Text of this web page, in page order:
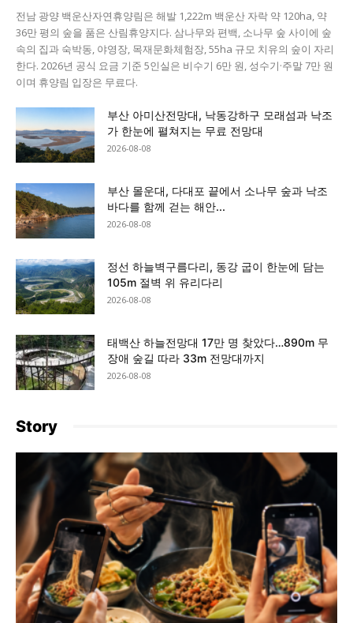
전남 광양 백운산자연휴양림은 해발 1,222m 백운산 자락 약 120ha, 약
36만 평의 숲을 품은 산림휴양지다. 삼나무와 편백, 소나무 숲 사이에 숲
속의 집과 숙박동, 야영장, 목재문화체험장, 55ha 규모 치유의 숲이 자리
한다. 2026년 공식 요금 기준 5인실은 비수기 6만 원, 성수기·주말 7만 원
이며 휴양림 입장은 무료다.
부산 아미산전망대, 낙동강하구 모래섬과 낙조
가 한눈에 펼쳐지는 무료 전망대
2026-08-08
부산 몰운대, 다대포 끝에서 소나무 숲과 낙조
바다를 함께 걷는 해안...
2026-08-08
정선 하늘벽구름다리, 동강 굽이 한눈에 담는
105m 절벽 위 유리다리
2026-08-08
태백산 하늘전망대 17만 명 찾았다…890m 무
장애 숲길 따라 33m 전망대까지
2026-08-08
Story